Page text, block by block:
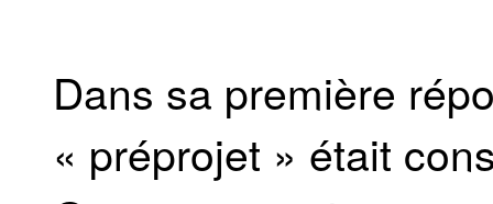
Dans sa première
« préprojet » était